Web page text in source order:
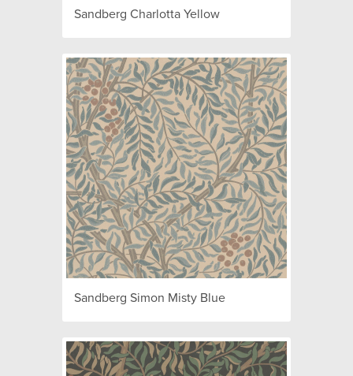
Sandberg Charlotta Yellow
Sandberg Simon Misty Blue